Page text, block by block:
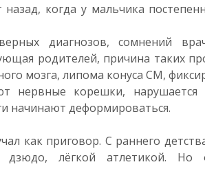
когда у мальчика
диагнозов, сомнений
родителей, причина таких
мозга, липома конуса СМ,
нервные корешки, нарушается
начинают деформироваться.
как приговор. С раннего
дзюдо, лёгкой атлетикой. Но